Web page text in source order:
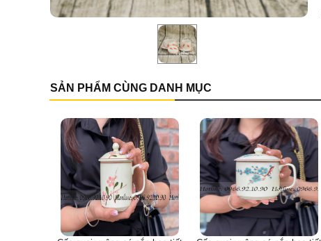
SẢN PHẨM CÙNG DANH MỤC